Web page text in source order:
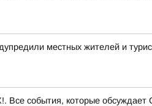
местных жителей и
Все события, которые